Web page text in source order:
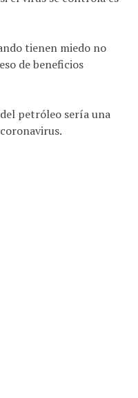
tienen miedo no
de beneficios
petróleo sería una